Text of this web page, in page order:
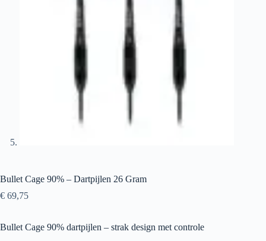
Bullet Cage 90% – Dartpijlen 26 Gram
€ 69,75
Bullet Cage 90% dartpijlen – strak design met controle